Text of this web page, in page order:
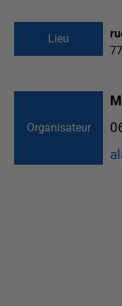
Lieu
Organisateur